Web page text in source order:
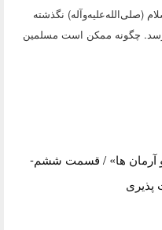
(صلی‌الله‌علیه‌وآله) نگذشته
چگونه ممکن است مسلمین
و آرمان ها» / قسمت ششم-
پذیری